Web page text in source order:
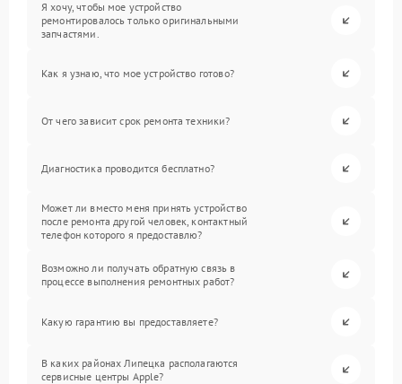
Я хочу, чтобы мое устройство
ремонтировалось только оригинальными
запчастями.
Как я узнаю, что мое устройство готово?
От чего зависит срок ремонта техники?
Диагностика проводится бесплатно?
Может ли вместо меня принять устройство
после ремонта другой человек, контактный
телефон которого я предоставлю?
Возможно ли получать обратную связь в
процессе выполнения ремонтных работ?
Какую гарантию вы предоставляете?
В каких районах Липецка располагаются
сервисные центры Apple?